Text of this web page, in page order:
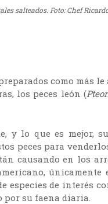
salteados. Foto: Chef
como más le
los peces león (
y lo que es mejor,
peces para
causando en los
únicamente
especies de interés
por su faena diaria.